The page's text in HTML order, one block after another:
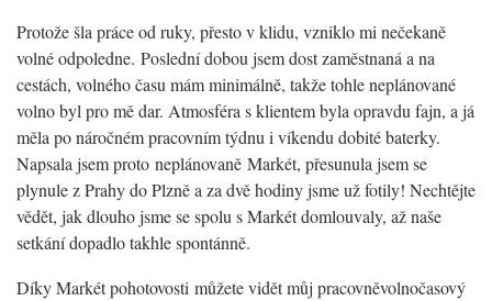
Protože šla práce od ruky, přesto v klidu, vzniklo mi nečekaně
volné odpoledne. Poslední dobou jsem dost zaměstnaná a na
cestách, volného času mám minimálně, takže tohle neplánované
volno byl pro mě dar. Atmosféra s klientem byla opravdu fajn, a já
měla po náročném pracovním týdnu i víkendu dobité baterky.
Napsala jsem proto neplánovaně Markét, přesunula jsem se
plynule z Prahy do Plzně a za dvě hodiny jsme už fotily! Nechtějte
vědět, jak dlouho jsme se spolu s Markét domlouvaly, až naše
setkání dopadlo takhle spontánně.
Díky Markét pohotovosti můžete vidět můj pracovněvolnočasový